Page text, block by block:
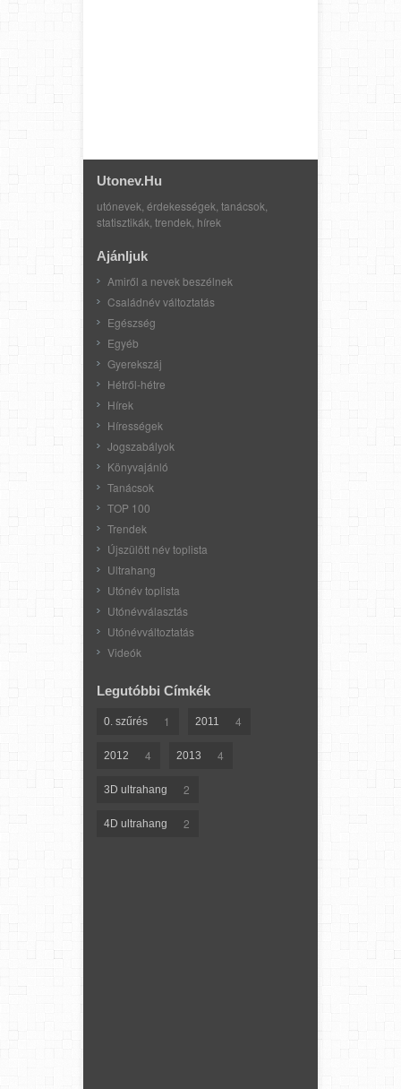
Utonev.hu
utónevek, érdekességek, tanácsok,
statisztikák, trendek, hírek
Ajánljuk
Amiről a nevek beszélnek
Családnév változtatás
Egészség
Egyéb
Gyerekszáj
Hétről-hétre
Hírek
Hírességek
Jogszabályok
Könyvajánló
Tanácsok
TOP 100
Trendek
Újszülött név toplista
Ultrahang
Utónév toplista
Utónévválasztás
Utónévváltoztatás
Videók
Legutóbbi Címkék
0. szűrés 1 2011 4
2012 4 2013 4
3D ultrahang 2
4D ultrahang 2